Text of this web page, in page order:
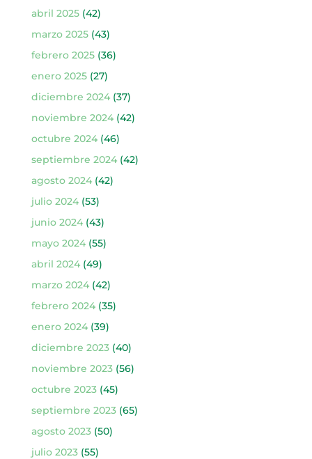
abril 2025(42)
marzo 2025(43)
febrero 2025(36)
enero 2025(27)
diciembre 2024(37)
noviembre 2024(42)
octubre 2024(46)
septiembre 2024(42)
agosto 2024(42)
julio 2024(53)
junio 2024(43)
mayo 2024(55)
abril 2024(49)
marzo 2024(42)
febrero 2024(35)
enero 2024(39)
diciembre 2023(40)
noviembre 2023(56)
octubre 2023(45)
septiembre 2023(65)
agosto 2023(50)
julio 2023(55)